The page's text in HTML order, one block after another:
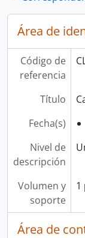
Área de
Código de
referencia
Título
Fecha(s)
Nivel de
descripción
Volumen y
soporte
1
Área de